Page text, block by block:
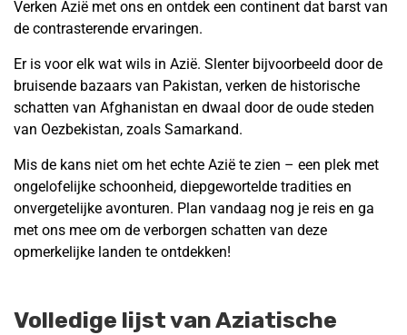
Verken Azië met ons en ontdek een continent dat barst van
de contrasterende ervaringen.
Er is voor elk wat wils in Azië. Slenter bijvoorbeeld door de
bruisende bazaars van Pakistan, verken de historische
schatten van Afghanistan en dwaal door de oude steden
van Oezbekistan, zoals Samarkand.
Mis de kans niet om het echte Azië te zien – een plek met
ongelofelijke schoonheid, diepgewortelde tradities en
onvergetelijke avonturen. Plan vandaag nog je reis en ga
met ons mee om de verborgen schatten van deze
opmerkelijke landen te ontdekken!
Volledige lijst van Aziatische